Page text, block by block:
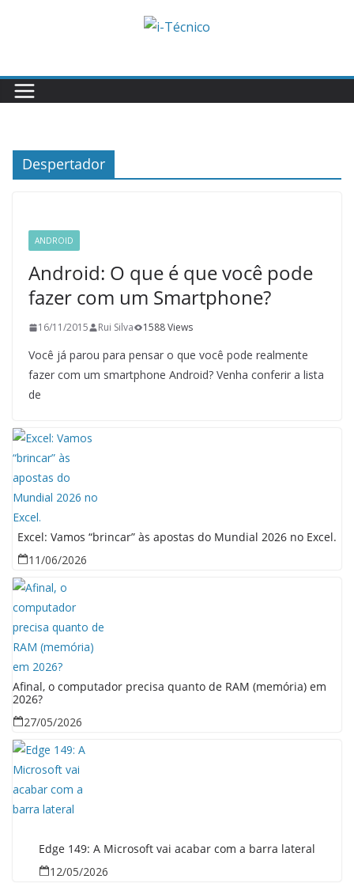
Despertador
ANDROID
Android: O que é que você pode
fazer com um Smartphone?
16/11/2015 Rui Silva 1588 Views
Você já parou para pensar o que você pode realmente
fazer com um smartphone Android? Venha conferir a lista
de
Excel: Vamos “brincar” às apostas do Mundial 2026 no Excel.
11/06/2026
Afinal, o computador precisa quanto de RAM (memória) em
2026?
27/05/2026
Edge 149: A Microsoft vai acabar com a barra lateral
12/05/2026